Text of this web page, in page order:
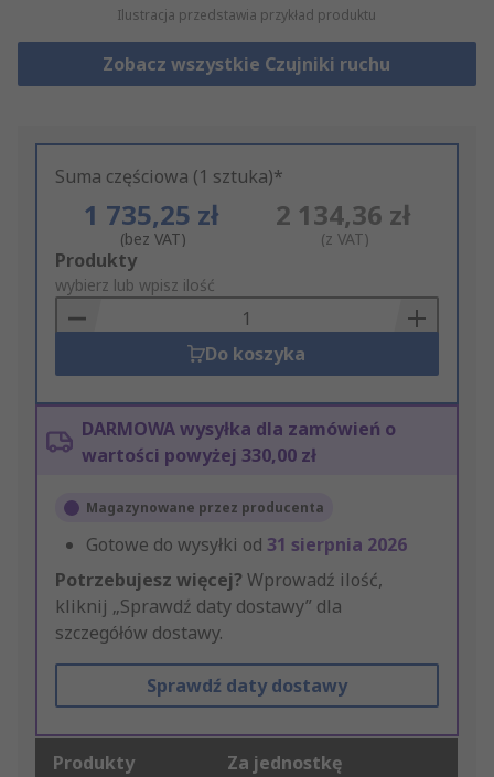
Ilustracja przedstawia przykład produktu
Zobacz wszystkie Czujniki ruchu
Suma częściowa (1 sztuka)*
1 735,25 zł
(bez VAT)
2 134,36 zł
(z VAT)
Add
to
Basket
Produkty
wybierz lub wpisz ilość
Do koszyka
DARMOWA wysyłka dla zamówień o
wartości powyżej 330,00 zł
Magazynowane przez producenta
Gotowe do wysyłki od 31 sierpnia 2026
Potrzebujesz więcej? Wprowadź ilość,
kliknij „Sprawdź daty dostawy” dla
szczegółów dostawy.
Sprawdź daty dostawy
Produkty Za jednostkę